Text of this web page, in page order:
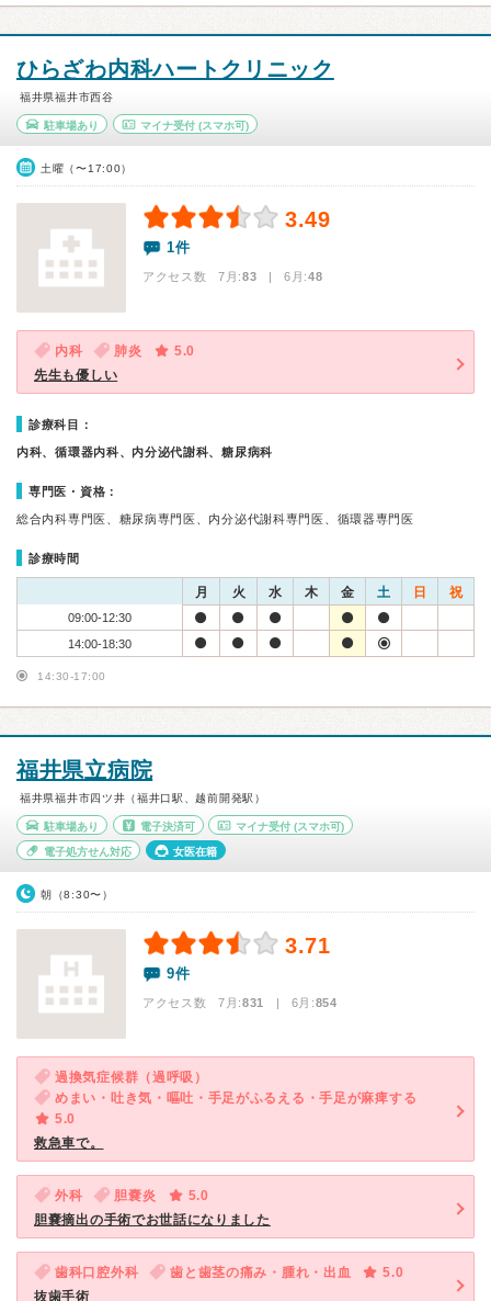
ひらざわ内科ハートクリニック
福井県福井市西谷
駐車場あり マイナ受付(スマホ可)
土曜（〜17:00）
3.49
1件
アクセス数 7月:83 | 6月:48
内科 肺炎
5.0
先生も優しい
診療科目：
内科、循環器内科、内分泌代謝科、糖尿病科
専門医・資格：
総合内科専門医、糖尿病専門医、内分泌代謝科専門医、循環器専門医
診療時間
月 火 水 木 金 土 日 祝
09:00-12:30
14:00-18:30
14:30-17:00
福井県立病院
福井県福井市四ツ井（福井口駅、越前開発駅）
駐車場あり 電子決済可 マイナ受付 (スマホ可)
電子処方せん対応 女医在籍
朝（8:30〜）
3.71
9件
アクセス数 7月:831 | 6月:854
過換気症候群（過呼吸）
めまい・吐き気・嘔吐・手足がふるえる・手足が麻痺する
5.0
救急車で。
外科 胆嚢炎
5.0
胆嚢摘出の手術でお世話になりました
歯科口腔外科 歯と歯茎の痛み・腫れ・出血
5.0
抜歯手術